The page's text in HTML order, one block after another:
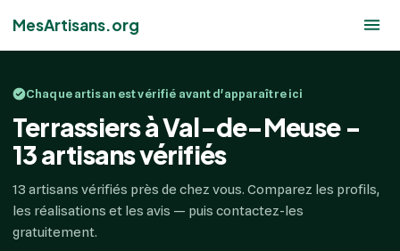
MesArtisans.org
Chaque artisan est vérifié avant d'apparaître ici
Terrassiers à Val-de-Meuse -
13 artisans vérifiés
13 artisans vérifiés près de chez vous. Comparez les profils,
les réalisations et les avis — puis contactez-les
gratuitement.